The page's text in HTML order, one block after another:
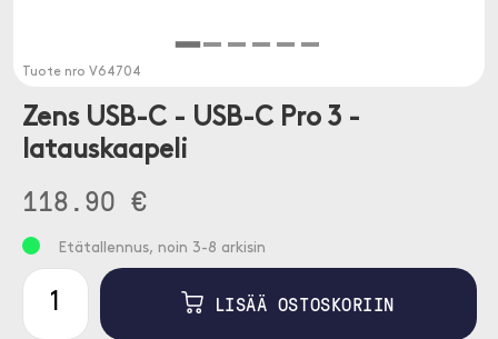
Tuote nro V64704
Zens USB-C - USB-C Pro 3 -
latauskaapeli
118.90 €
Etätallennus, noin 3-8 arkisin
LISÄÄ OSTOSKORIIN